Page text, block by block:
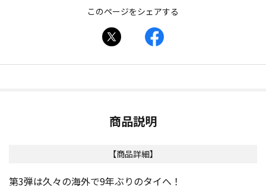
このページをシェアする
商品説明
【商品詳細】
第3弾は久々の海外で9年ぶりのタイへ！